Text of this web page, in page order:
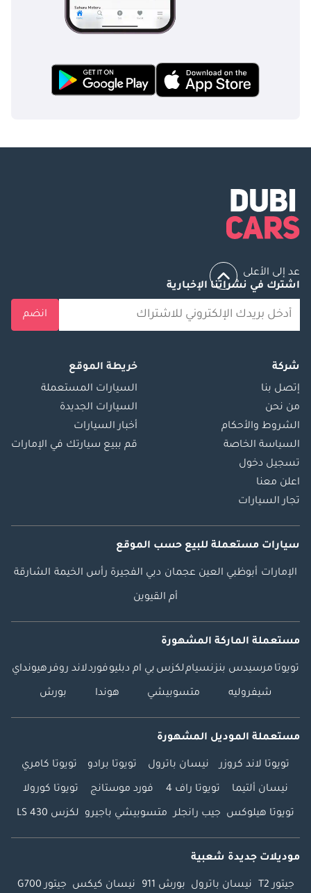
عد إلى الأعلى
اشترك في نشراتنا الإخبارية
انضم
شركة
إتصل بنا
من نحن
الشروط والأحكام
السياسة الخاصة
تسجيل دخول
اعلن معنا
تجار السيارات
خريطة الموقع
السيارات المستعملة
السيارات الجديدة
أخبار السيارات
قم ببيع سيارتك في الإمارات
سيارات مستعملة للبيع حسب الموقع
الإمارات أبوظبي العين عجمان دبي الفجيرة رأس الخيمة الشارقة
أم القيوين
مستعملة الماركة المشهورة
تويوتا مرسيدس بنزنسياملكزس بي ام دبليوفوردلاند روفرهيونداي
شيفروليه متسوبيشي هوندا بورش
مستعملة الموديل المشهورة
تويوتا لاند كروزر نيسان باترول تويوتا برادو تويوتا كامري
نيسان ألتيما تويوتا راف 4 فورد موستانج تويوتا كورولا
تويوتا هيلوكس جيب رانجلر متسوبيشي باجيرو لكزس LS 430
موديلات جديدة شعبية
جيتور T2 نيسان باترول بورش 911 نيسان كيكس جيتور G700